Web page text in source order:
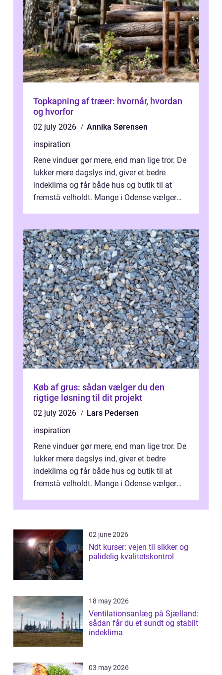
Topkapning af træer: hvornår, hvordan
og hvorfor
02 july 2026
Annika Sørensen
inspiration
Rene vinduer gør mere, end man lige tror. De
lukker mere dagslys ind, giver et bedre
indeklima og får både hus og butik til at
fremstå velholdt. Mange i Odense vælger
Køb af grus: sådan vælger du den
rigtige løsning til dit projekt
02 july 2026
Lars Pedersen
inspiration
Rene vinduer gør mere, end man lige tror. De
lukker mere dagslys ind, giver et bedre
indeklima og får både hus og butik til at
fremstå velholdt. Mange i Odense vælger
02 june 2026
Ndt kurser: vejen til sikker og
pålidelig kvalitetskontrol
18 may 2026
Ventilationsanlæg på Sjælland:
sådan får du et sundt og stabilt
indeklima
03 may 2026